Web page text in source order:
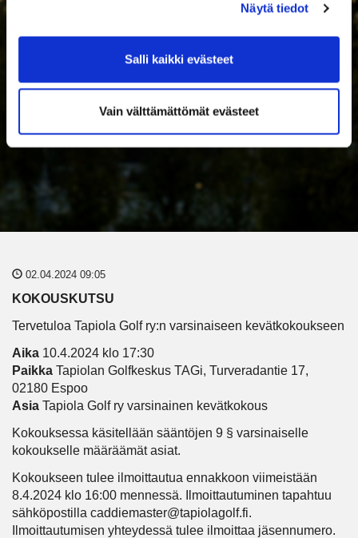
Näytä tiedot
Salli kaikki evästeet
Vain välttämättömät evästeet
02.04.2024 09:05
KOKOUSKUTSU
Tervetuloa Tapiola Golf ry:n varsinaiseen kevätkokoukseen
Aika 10.4.2024 klo 17:30
Paikka Tapiolan Golfkeskus TAGi, Turveradantie 17,
02180 Espoo
Asia Tapiola Golf ry varsinainen kevätkokous
Kokouksessa käsitellään sääntöjen 9 § varsinaiselle
kokoukselle määräämät asiat.
Kokoukseen tulee ilmoittautua ennakkoon viimeistään
8.4.2024 klo 16:00 mennessä. Ilmoittautuminen tapahtuu
sähköpostilla caddiemaster@tapiolagolf.fi.
Ilmoittautumisen yhteydessä tulee ilmoittaa jäsennumero.